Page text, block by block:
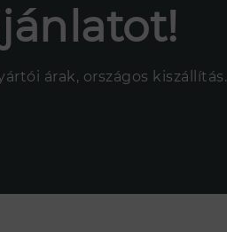
árak, országos kiszállítás.